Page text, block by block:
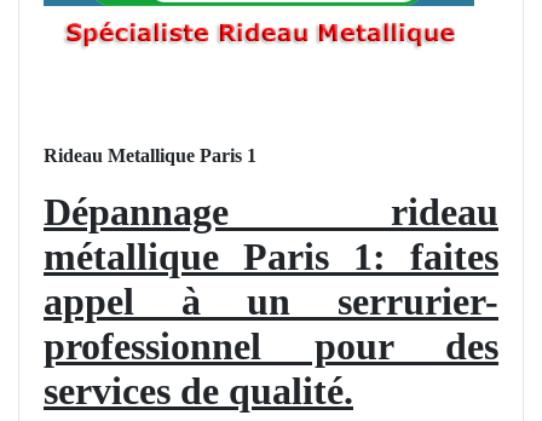
Rideau Metallique Paris 1
Dépannage rideau
métallique Paris 1: faites
appel à un serrurier-
professionnel pour des
services de qualité.